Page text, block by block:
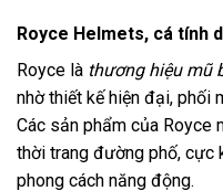
Royce Helmets, cá tính
Royce là thương hiệu mũ
nhờ thiết kế hiện đại, phối
Các sản phẩm của Royce
thời trang đường phố, cực
phong cách năng động.